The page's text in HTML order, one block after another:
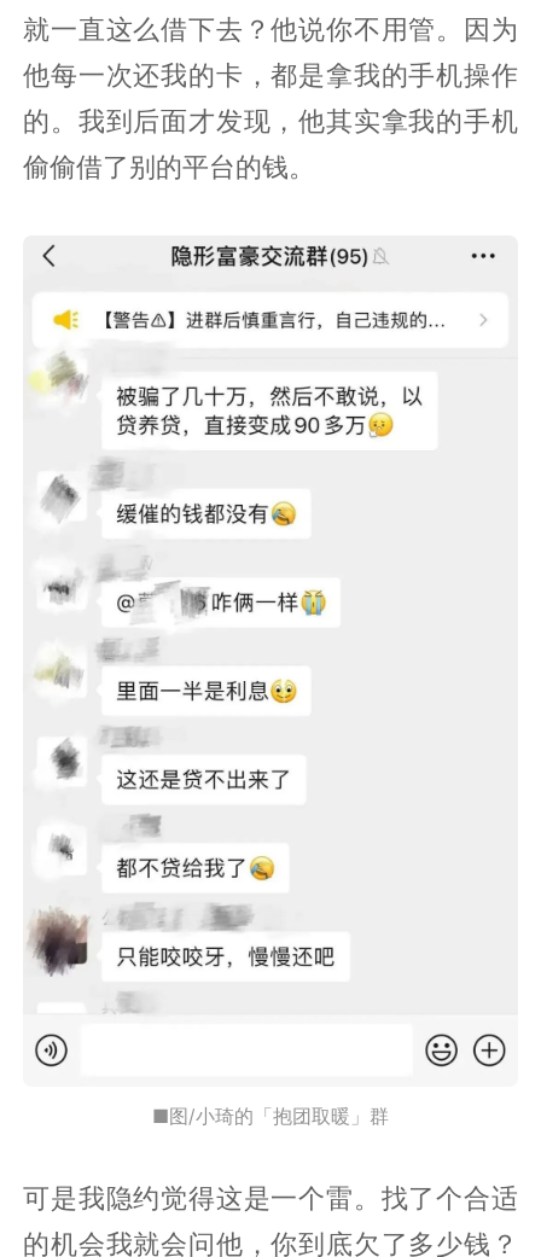
就一直这么借下去？他说你不用管。因为
他每一次还我的卡，都是拿我的手机操作
的。我到后面才发现，他其实拿我的手机
偷偷借了别的平台的钱。
■图/小琦的「抱团取暖」群
可是我隐约觉得这是一个雷。找了个合适
的机会我就会问他，你到底欠了多少钱？